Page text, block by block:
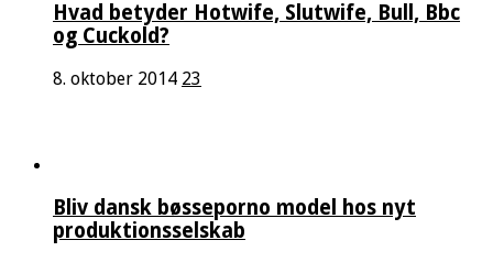
Hvad betyder Hotwife, Slutwife, Bull, Bbc
og Cuckold?
8. oktober 2014 23
Bliv dansk bøsseporno model hos nyt
produktionsselskab